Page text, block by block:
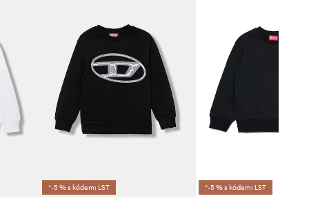
*-5 % s kódem: LST *-5 % s kódem: LST